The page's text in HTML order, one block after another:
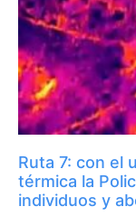
Ruta 7: con el
térmica la
individuos y